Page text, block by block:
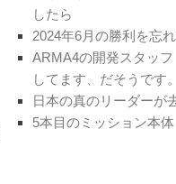
したら
2024年6月の勝利を忘
ARMA4の開発スタッ
してます、だそうです。
日本の真のリーダーが
5本目のミッション本体